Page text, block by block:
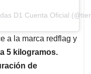
D1 Cuenta Oficial
a la marca redflag y
5 kilogramos.
de